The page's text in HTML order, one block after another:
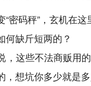
“密码秤”，玄机在这
何缺斤短两的？
，这些不法商贩用
想坑你多少就是多